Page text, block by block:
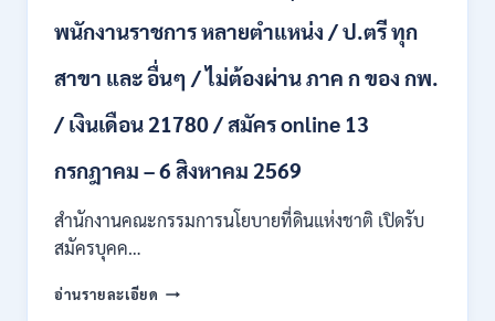
/
ONLINE
–
สิงหาคม
พนักงานราชการ หลายตำแหน่ง / ป.ตรี ทุก
สาขา และ อื่นๆ / ไม่ต้องผ่าน ภาค ก ของ กพ.
/ เงินเดือน 21780 / สมัคร online 13
กรกฎาคม – 6 สิงหาคม 2569
สำนักงานคณะกรรมการนโยบายที่ดินแห่งชาติ เปิดรับ
สมัครบุคค…
อ่านรายละเอียด สำนักงาน